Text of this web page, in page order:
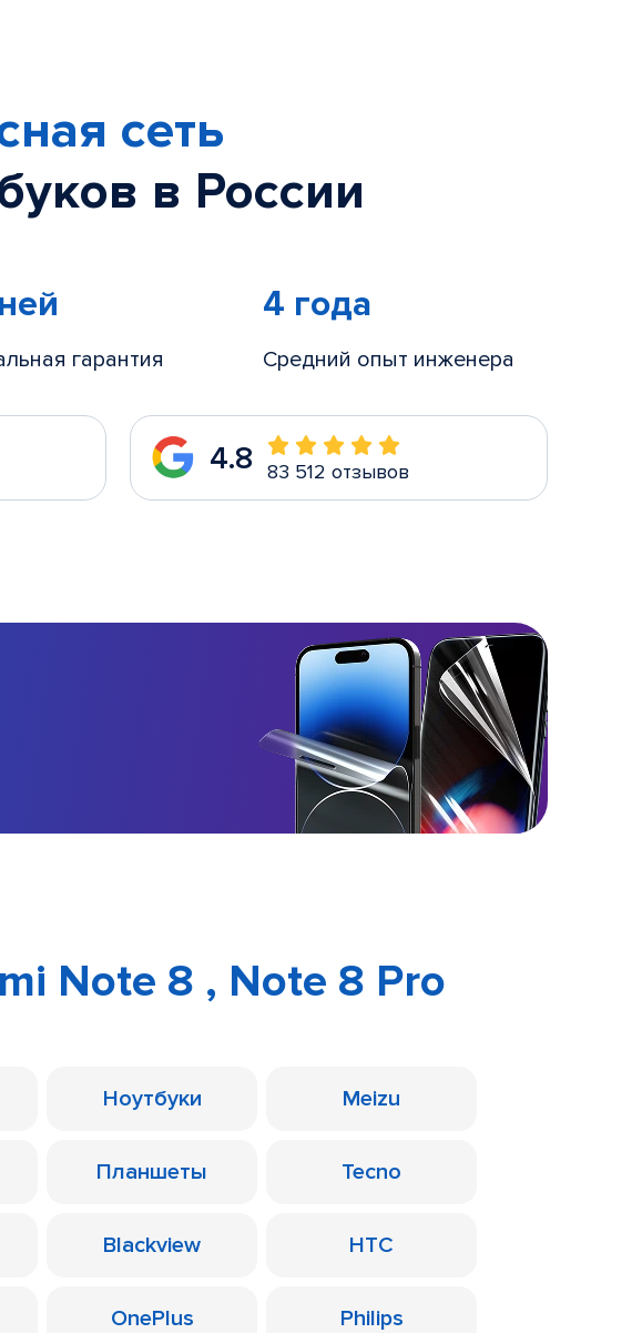
сеть
в России
гарантия
4 года
Средний опыт инженера
4.8 83 512 отзывов
Note 8 , Note 8 Pro
Ноутбуки Meizu
Планшеты Tecno
Blackview HTC
OnePlus Philips